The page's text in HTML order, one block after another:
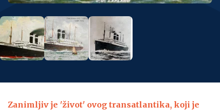
Zanimljiv je 'život' ovog transatlantika, koji je